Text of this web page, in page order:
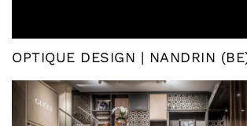
OPTIQUE DESIGN | NANDRIN